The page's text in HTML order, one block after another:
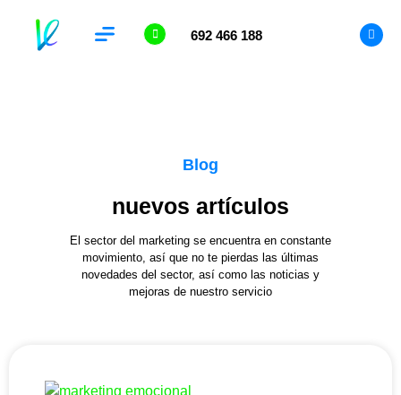
692 466 188
Blog
nuevos artículos
El sector del marketing se encuentra en constante
movimiento, así que no te pierdas las últimas
novedades del sector, así como las noticias y
mejoras de nuestro servicio